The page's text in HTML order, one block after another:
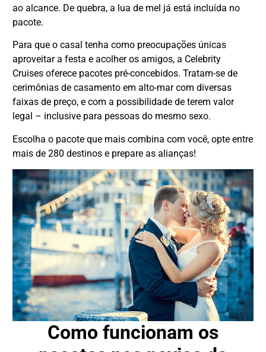
ao alcance. De quebra, a lua de mel já está incluída no
pacote.
Para que o casal tenha como preocupações únicas
aproveitar a festa e acolher os amigos, a Celebrity
Cruises oferece pacotes pré-concebidos. Tratam-se de
cerimônias de casamento em alto-mar com diversas
faixas de preço, e com a possibilidade de terem valor
legal – inclusive para pessoas do mesmo sexo.
Escolha o pacote que mais combina com você, opte entre
mais de 280 destinos e prepare as alianças!
Como funcionam os
DESTAQUE